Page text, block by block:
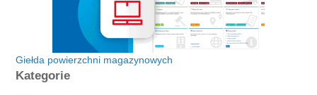
Giełda powierzchni magazynowych
Kategorie